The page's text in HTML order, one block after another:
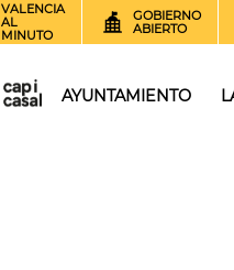
VALENCIA
AL
MINUTO
GOBIERNO
ABIERTO
AYUNTAMIENTO